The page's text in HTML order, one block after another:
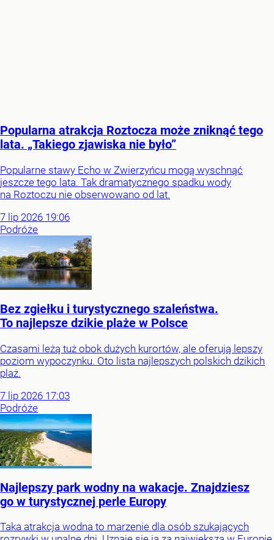
Popularna atrakcja Roztocza może zniknąć tego
lata. „Takiego zjawiska nie było”
Popularne stawy Echo w Zwierzyńcu mogą wyschnąć
jeszcze tego lata. Tak dramatycznego spadku wody
na Roztoczu nie obserwowano od lat.
7 lip 2026 19:06
Podróże
Bez zgiełku i turystycznego szaleństwa.
To najlepsze dzikie plaże w Polsce
Czasami leżą tuż obok dużych kurortów, ale oferują lepszy
poziom wypoczynku. Oto lista najlepszych polskich dzikich
plaż.
7 lip 2026 17:03
Podróże
Najlepszy park wodny na wakacje. Znajdziesz
go w turystycznej perle Europy
Taka atrakcja wodna to marzenie dla osób szukających